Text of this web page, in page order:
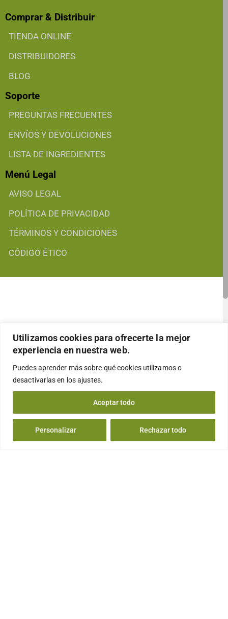
Utilizamos cookies para ofrecerte la mejor
experiencia en nuestra web.
Puedes aprender más sobre qué cookies utilizamos o
desactivarlas en losajustes.
Personalizar Rechazar todo
Aceptar todo
Comprar & Distribuir
TIENDA ONLINE
DISTRIBUIDORES
BLOG
Soporte
PREGUNTAS FRECUENTES
ENVÍOS Y DEVOLUCIONES
LISTA DE INGREDIENTES
Menú Legal
AVISO LEGAL
POLÍTICA DE PRIVACIDAD
TÉRMINOS Y CONDICIONES
CÓDIGO ÉTICO